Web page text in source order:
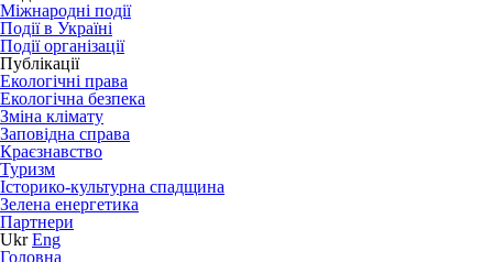
Міжнародні події
Події в Україні
Події організації
Публікації
Екологічні права
Екологічна безпека
Зміна клімату
Заповідна справа
Краєзнавство
Туризм
Історико-культурна спадщина
Зелена енергетика
Партнери
Ukr Eng
Головна